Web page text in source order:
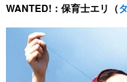
WANTED!：保育士エリ（